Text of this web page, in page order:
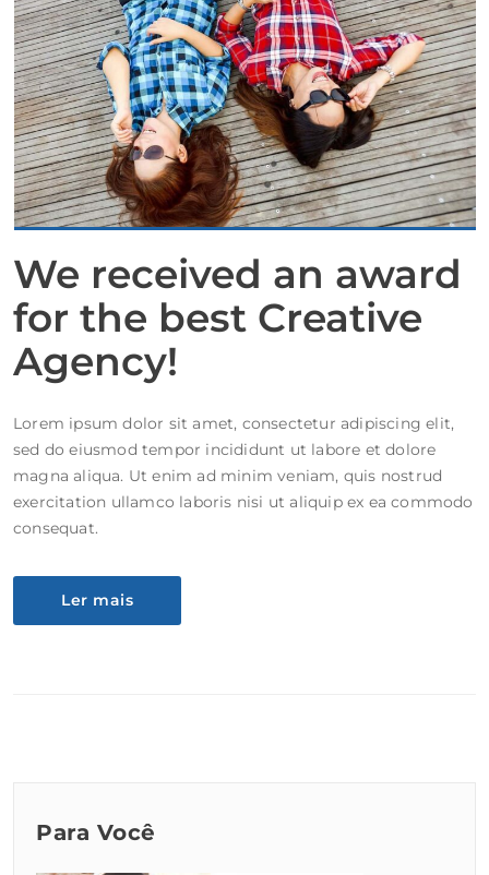
We received an award
for the best Creative
Agency!
Lorem ipsum dolor sit amet, consectetur adipiscing elit,
sed do eiusmod tempor incididunt ut labore et dolore
magna aliqua. Ut enim ad minim veniam, quis nostrud
exercitation ullamco laboris nisi ut aliquip ex ea commodo
consequat.
Ler mais
Para Você